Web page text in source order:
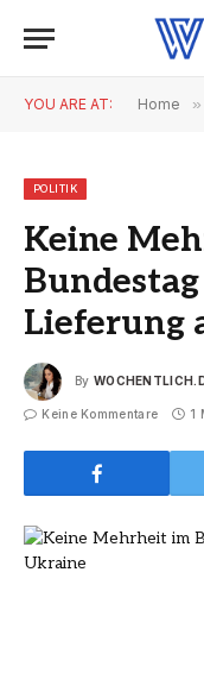
YOU ARE AT: Home »
POLITIK
Keine
Lieferung
By
Keine Kommentare 1